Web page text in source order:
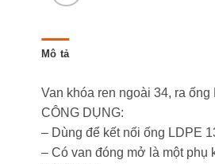
Mô tả
Van khóa ren ngoài 34, ra ống
CÔNG DỤNG:
– Dùng để kết nối ống LDPE
– Có van đóng mở là một phụ